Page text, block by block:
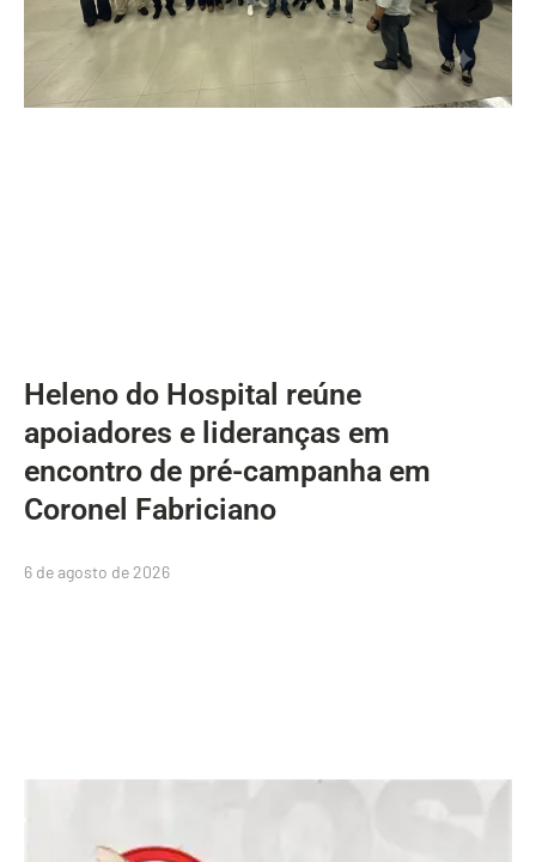
Heleno do Hospital reúne
apoiadores e lideranças em
encontro de pré-campanha em
Coronel Fabriciano
6 de agosto de 2026